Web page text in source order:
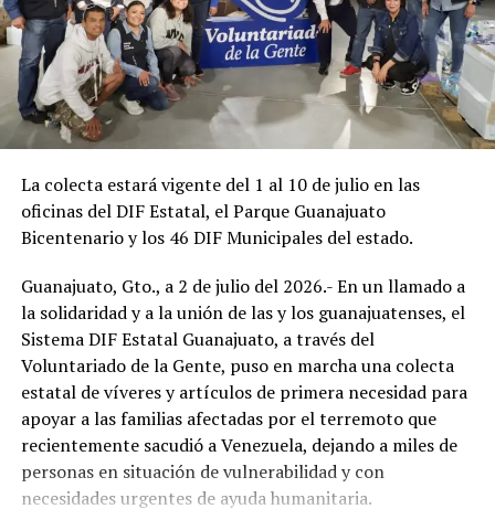
La colecta estará vigente del 1 al 10 de julio en las
oficinas del DIF Estatal, el Parque Guanajuato
Bicentenario y los 46 DIF Municipales del estado.
Guanajuato, Gto., a 2 de julio del 2026.- En un llamado a
la solidaridad y a la unión de las y los guanajuatenses, el
Sistema DIF Estatal Guanajuato, a través del
Voluntariado de la Gente, puso en marcha una colecta
estatal de víveres y artículos de primera necesidad para
apoyar a las familias afectadas por el terremoto que
recientemente sacudió a Venezuela, dejando a miles de
personas en situación de vulnerabilidad y con
necesidades urgentes de ayuda humanitaria.